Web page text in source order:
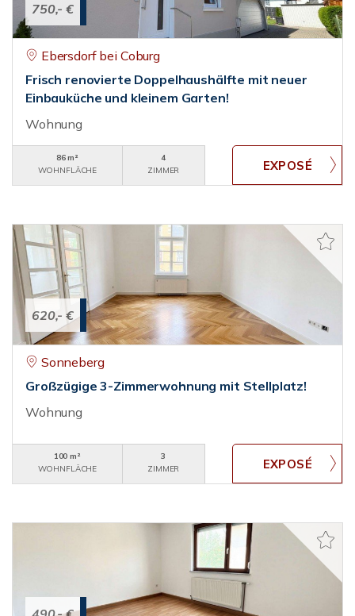
750,- €
Ebersdorf bei Coburg
Frisch renovierte Doppelhaushälfte mit neuer
Einbauküche und kleinem Garten!
Wohnung
86 m²
WOHNFLÄCHE
4
ZIMMER
620,- €
Sonneberg
Großzügige 3-Zimmerwohnung mit Stellplatz!
Wohnung
100 m²
WOHNFLÄCHE
3
ZIMMER